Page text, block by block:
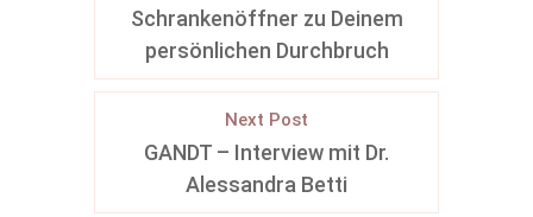
Schrankenöffner zu Deinem
persönlichen Durchbruch
Next Post
GANDT – Interview mit Dr.
Alessandra Betti